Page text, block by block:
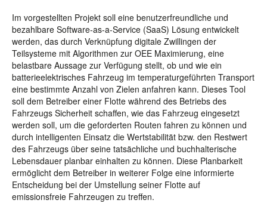
Im vorgestellten Projekt soll eine benutzerfreundliche und
bezahlbare Software-as-a-Service (SaaS) Lösung entwickelt
werden, das durch Verknüpfung digitale Zwillingen der
Teilsysteme mit Algorithmen zur OEE Maximierung, eine
belastbare Aussage zur Verfügung stellt, ob und wie ein
batterieelektrisches Fahrzeug im temperaturgeführten Transport
eine bestimmte Anzahl von Zielen anfahren kann. Dieses Tool
soll dem Betreiber einer Flotte während des Betriebs des
Fahrzeugs Sicherheit schaffen, wie das Fahrzeug eingesetzt
werden soll, um die geforderten Routen fahren zu können und
durch intelligenten Einsatz die Wertstabilität bzw. den Restwert
des Fahrzeugs über seine tatsächliche und buchhalterische
Lebensdauer planbar einhalten zu können. Diese Planbarkeit
ermöglicht dem Betreiber in weiterer Folge eine informierte
Entscheidung bei der Umstellung seiner Flotte auf
emissionsfreie Fahrzeugen zu treffen.